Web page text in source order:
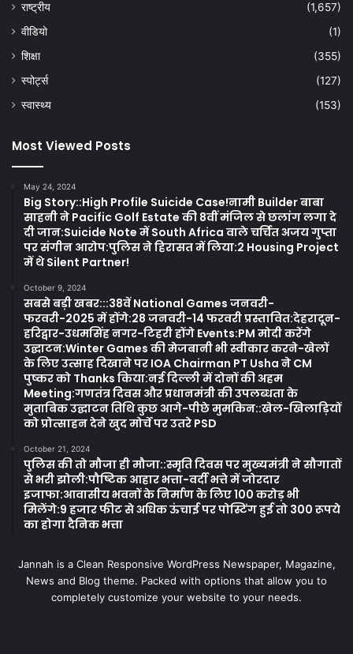
राष्ट्रीय
(1,657)
वीडियो
(1)
शिक्षा
(355)
स्पोर्ट्स
(127)
स्वास्थ्य
(153)
Most Viewed Posts
May 24, 2024
Big Story::High Profile Suicide Case!नामी Builder बाबा
साहनी ने Pacific Golf Estate की 8वीं मंजिल से छलांग लगा दे
दी जान:Suicide Note में South Africa वाले चर्चित अजय गुप्ता
पर संगीन आरोप:पुलिस ने हिरासत में लिया:2 Housing Project
में थे Silent Partner!
October 9, 2024
सबसे बड़ी खबर:::38वें National Games जनवरी-
फरवरी-2025 में होंगे:28 जनवरी-14 फरवरी प्रस्तावित:देहरादून-
हरिद्वार-उधमसिंह नगर-टिहरी होंगे Events:PM मोदी करेंगे
उद्घाटन:Winter Games की मेजबानी भी स्वीकार करने-खेलों
के लिए उत्साह दिखाने पर IOA Chairman PT Usha ने CM
पुष्कर को Thanks किया:नई दिल्ली में दोनों की अहम
Meeting:गणतंत्र दिवस और प्रधानमंत्री की उपलब्धता के
मुताबिक उद्घाटन तिथि कुछ आगे-पीछे मुमकिन::खेल-खिलाड़ियों
को प्रोत्साहन देने खुद मोर्चे पर उतरे PSD
October 21, 2024
पुलिस की तो मौजा ही मौजा::स्मृति दिवस पर मुख्यमंत्री ने सौगातों
से भरी झोली:पौष्टिक आहार भत्ता-वर्दी भत्ते में जोरदार
इजाफा:आवासीय भवनों के निर्माण के लिए 100 करोड़ भी
मिलेंगे:9 हजार फीट से अधिक ऊंचाई पर पोस्टिंग हुई तो 300 रूपये
का होगा दैनिक भत्ता
Jannah is a Clean Responsive WordPress Newspaper, Magazine,
News and Blog theme. Packed with options that allow you to
completely customize your website to your needs.